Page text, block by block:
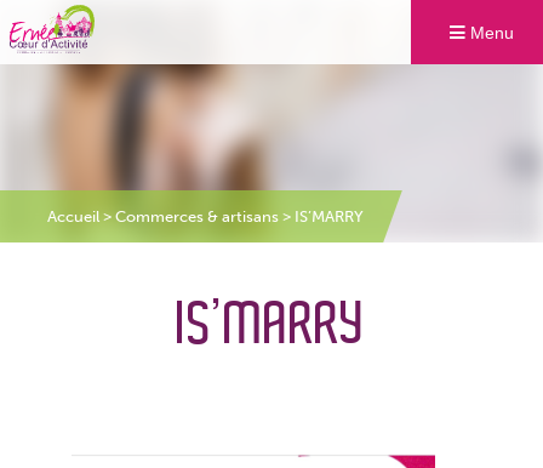
Menu
Accueil> Commerces & artisans > IS’MARRY
IS’MARRY